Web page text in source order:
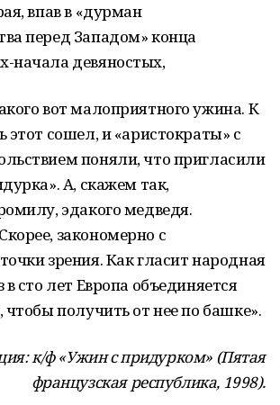
впав в «дурман
перед Западом» конца
начала девяностых,
вот малоприятного ужина. К
этот сошел, и «аристократы» с
поняли, что пригласили
А, скажем так,
эдакого медведя.
закономерно с
зрения. Как гласит народная
в сто лет Европа объединяется
чтобы получить от нее по башке».
к/ф «Ужин с придурком» (Пятая
французская республика, 1998).